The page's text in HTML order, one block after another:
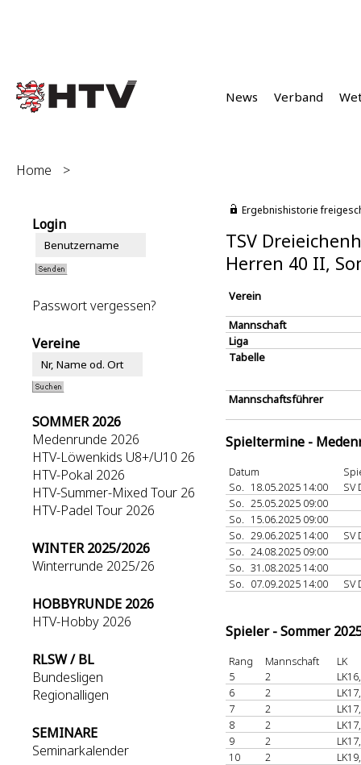
News Verband
Home >
Login
Passwort vergessen?
Vereine
SOMMER 2026
Medenrunde 2026
HTV-Löwenkids U8+/U10 26
HTV-Pokal 2026
HTV-Summer-Mixed Tour 26
HTV-Padel Tour 2026
WINTER 2025/2026
Winterrunde 2025/26
HOBBYRUNDE 2026
HTV-Hobby 2026
RLSW / BL
Bundesligen
Regionalligen
SEMINARE
Seminarkalender
Ergebnishistorie
TSV
Herren 40 II,
Verein
Mannschaft
Liga
Tabelle
Mannschaftsführer
Spieltermine -
Datum
So. 18.05.2025 14:00
So. 25.05.2025 09:00
So. 15.06.2025 09:00
So. 29.06.2025 14:00
So. 24.08.2025 09:00
So. 31.08.2025 14:00
So. 07.09.2025 14:00
Spieler - Sommer
Rang Mannschaft
LK
5
2
6
2
7
2
8
2
9
2
10
2